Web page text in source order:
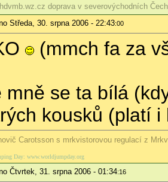
doprava v severovýchodních
Středa, 30. srpna 2006 - 22:43:00
(mmch fa za
mně se ta bílá
kousků (platí
Carotsson s mrkvistorovou regulací z
Day: www.worldjumpday.org
Čtvrtek, 31. srpna 2006 - 01:34:16